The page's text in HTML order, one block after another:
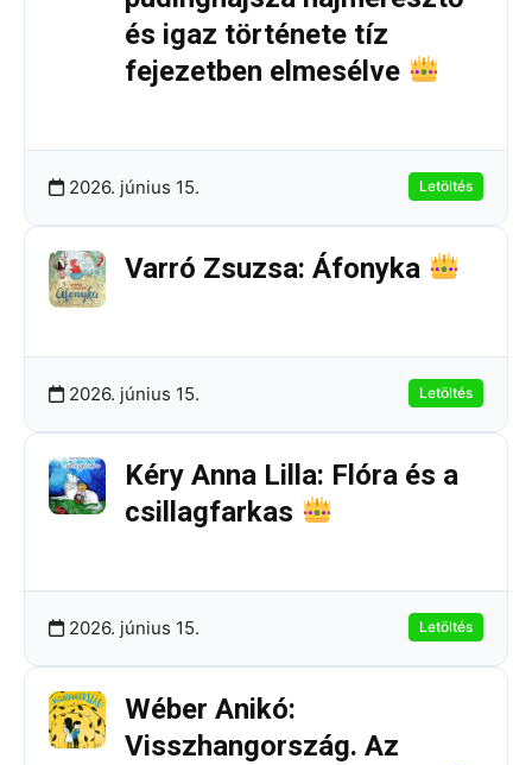
és igaz története tíz
fejezetben elmesélve
2026. június 15. Letöltés
Varró Zsuzsa: Áfonyka
2026. június 15. Letöltés
Kéry Anna Lilla: Flóra és a
csillagfarkas
2026. június 15. Letöltés
Wéber Anikó:
Visszhangország. Az